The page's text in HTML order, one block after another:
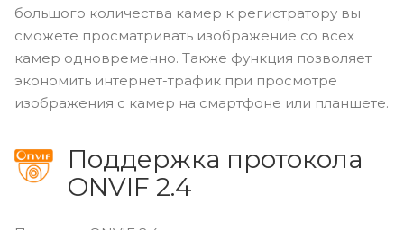
большого количества камер к регистратору вы
сможете просматривать изображение со всех
камер одновременно. Также функция позволяет
экономить интернет-трафик при просмотре
изображения с камер на смартфоне или планшете.
Поддержка протокола
ONVIF 2.4